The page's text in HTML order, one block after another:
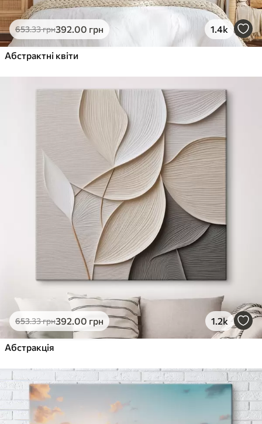
653.33грн392.00 грн 1.4k
Абстрактні квіти
653.33грн392.00 грн 1.2k
Абстракція